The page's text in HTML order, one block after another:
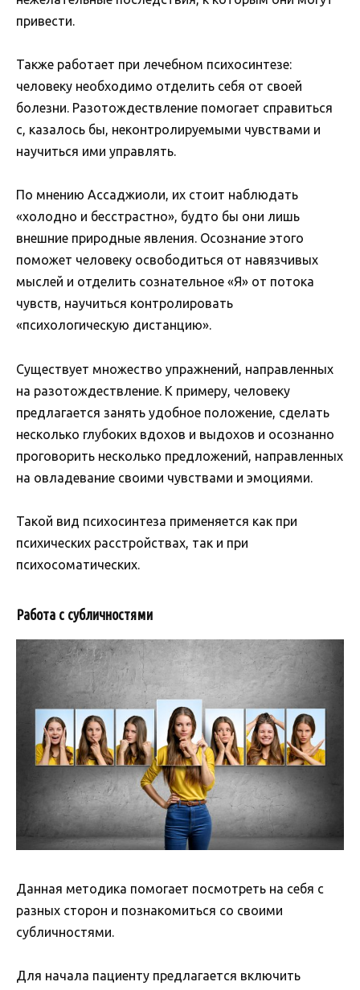
привести.
Также работает при лечебном психосинтезе:
человеку необходимо отделить себя от своей
болезни. Разотождествление помогает справиться
с, казалось бы, неконтролируемыми чувствами и
научиться ими управлять.
По мнению Ассаджиоли, их стоит наблюдать
«холодно и бесстрастно», будто бы они лишь
внешние природные явления. Осознание этого
поможет человеку освободиться от навязчивых
мыслей и отделить сознательное «Я» от потока
чувств, научиться контролировать
«психологическую дистанцию».
Существует множество упражнений, направленных
на разотождествление. К примеру, человеку
предлагается занять удобное положение, сделать
несколько глубоких вдохов и выдохов и осознанно
проговорить несколько предложений, направленных
на овладевание своими чувствами и эмоциями.
Такой вид психосинтеза применяется как при
психических расстройствах, так и при
психосоматических.
Работа с субличностями
Данная методика помогает посмотреть на себя с
разных сторон и познакомиться со своими
субличностями.
Для начала пациенту предлагается включить